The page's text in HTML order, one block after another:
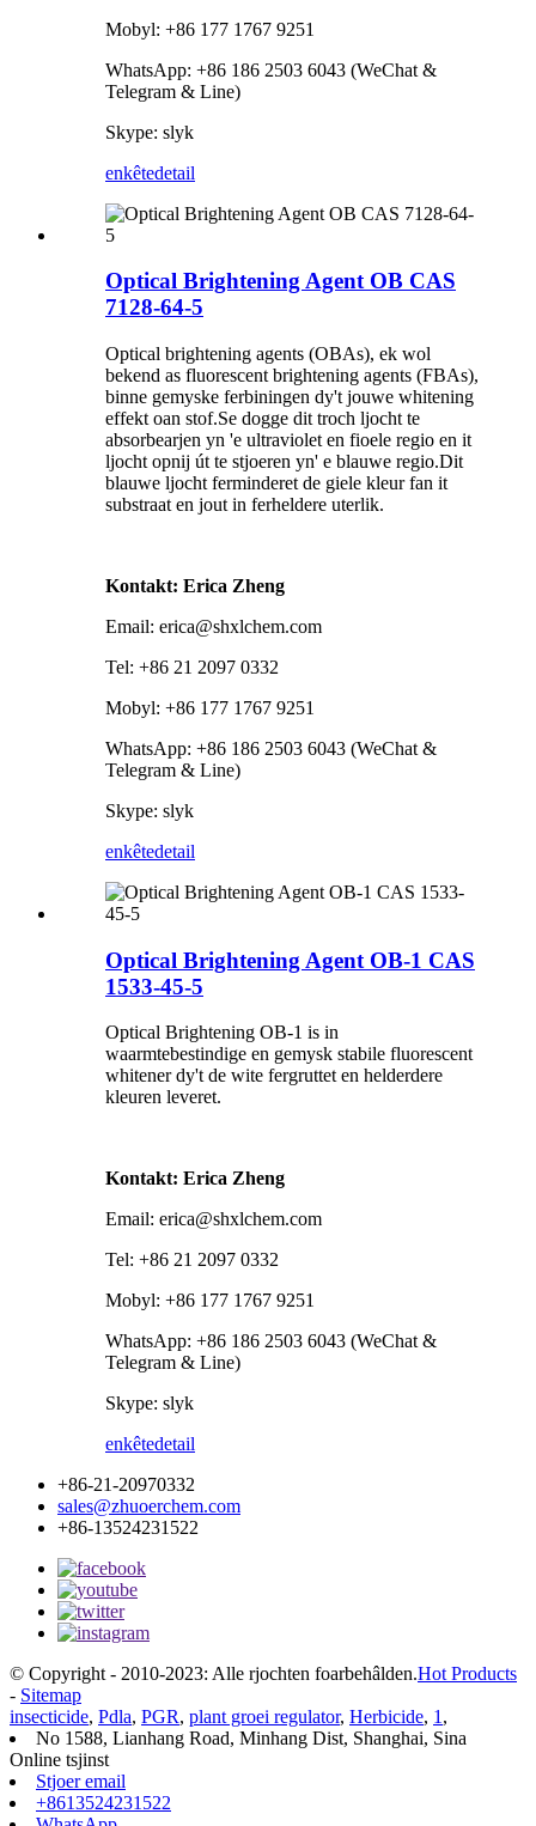
Mobyl: +86 177 1767 9251
WhatsApp: +86 186 2503 6043 (WeChat &
Telegram & Line)
Skype: slyk
enkêtedetail
Optical Brightening Agent OB CAS
7128-64-5
Optical brightening agents (OBAs), ek wol
bekend as fluorescent brightening agents (FBAs),
binne gemyske ferbiningen dy't jouwe whitening
effekt oan stof.Se dogge dit troch ljocht te
absorbearjen yn 'e ultraviolet en fioele regio en it
ljocht opnij út te stjoeren yn' e blauwe regio.Dit
blauwe ljocht ferminderet de giele kleur fan it
substraat en jout in ferheldere uterlik.
Kontakt: Erica Zheng
Email: erica@shxlchem.com
Tel: +86 21 2097 0332
Mobyl: +86 177 1767 9251
WhatsApp: +86 186 2503 6043 (WeChat &
Telegram & Line)
Skype: slyk
enkêtedetail
Optical Brightening Agent OB-1 CAS
1533-45-5
Optical Brightening OB-1 is in
waarmtebestindige en gemysk stabile fluorescent
whitener dy't de wite fergruttet en helderdere
kleuren leveret.
Kontakt: Erica Zheng
Email: erica@shxlchem.com
Tel: +86 21 2097 0332
Mobyl: +86 177 1767 9251
WhatsApp: +86 186 2503 6043 (WeChat &
Telegram & Line)
Skype: slyk
enkêtedetail
+86-21-20970332
sales@zhuoerchem.com
+86-13524231522
© Copyright - 2010-2023: Alle rjochten foarbehâlden.Hot Products
- Sitemap
insecticide, Pdla, PGR, plant groei regulator, Herbicide, 1,
No 1588, Lianhang Road, Minhang Dist, Shanghai, Sina
Online tsjinst
Stjoer email
+8613524231522